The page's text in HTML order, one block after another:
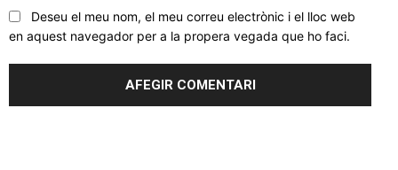
Deseu el meu nom, el meu correu electrònic i el lloc web
en aquest navegador per a la propera vegada que ho faci.